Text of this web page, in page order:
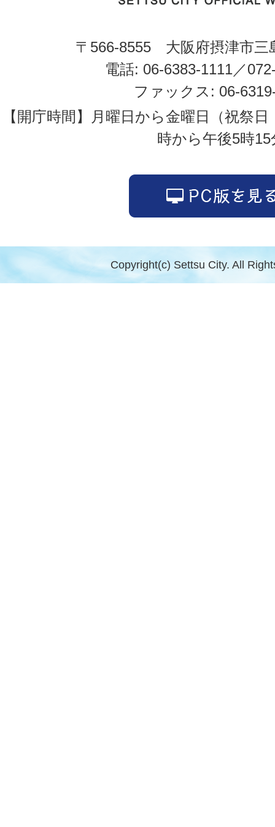
〒566-8555 大阪府摂津市三
電話: 06-6383-1111／
ファックス: 06-
【開庁時間】月曜日から金曜日（祝祭
時から午後5時15
Copyright(c) Settsu City. All